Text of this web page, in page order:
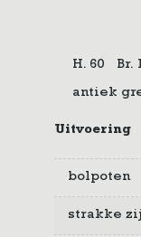
H. 60 Br.
antiek
Uitvoering
bolpoten
strakke